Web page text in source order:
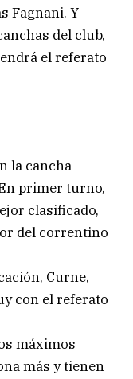
Fagnani. Y
del club,
el referato
la cancha
primer turno,
clasificado,
del correntino
Curne,
con el referato
máximos
más y tienen